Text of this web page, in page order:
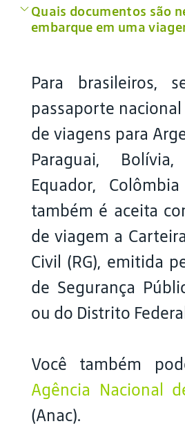
Quais documentos são
embarque em uma
Para brasileiros,
passaporte nacional
de viagens para
Paraguai,
Equador,
também é aceita
de viagem a
Civil (RG), emitida
de Segurança
ou do Distrito
Você também
Agência Nacional
(Anac).